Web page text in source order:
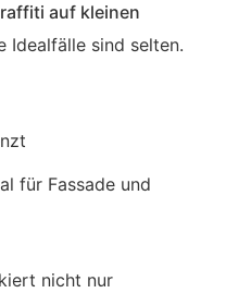
auf kleinen
Idealfälle sind selten.
für Fassade und
nicht nur